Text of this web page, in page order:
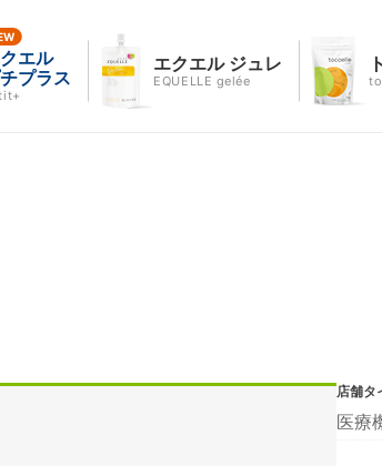
エル
プラス
エクエル ジュレ
EQUELLE gelée
店舗タ
医療